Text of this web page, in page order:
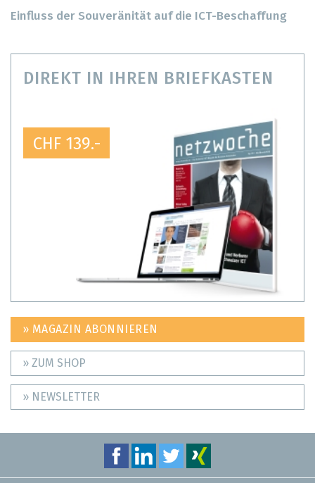
Einfluss der Souveränität auf die ICT-Beschaffung
DIREKT IN IHREN BRIEFKASTEN
CHF 139.-
» MAGAZIN ABONNIEREN
» ZUM SHOP
» NEWSLETTER